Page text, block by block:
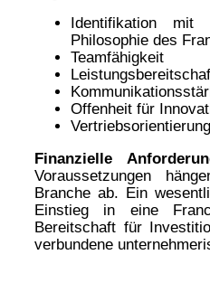
Identifikation
Philosophie des
Teamfähigkeit
Offenheit für
Vertriebsorientierung
Finanzielle
Voraussetzungen
Branche ab. Ein
Einstieg in eine
Bereitschaft für
verbundene